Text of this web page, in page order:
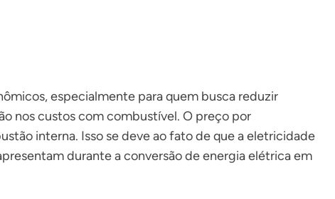
especialmente para quem busca reduzir
nos custos com combustível. O preço por
interna. Isso se deve ao fato de que a eletricidade
durante a conversão de energia elétrica em